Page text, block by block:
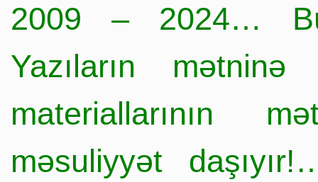
2009 – 2024…
Yazıların
materiallarının
məsuliyyət